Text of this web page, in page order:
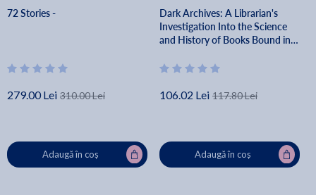
72 Stories -
279.00 Lei 310.00 Lei
Adaugă în coș
Dark Archives: A Librarian's
Investigation Into the Science
and History of Books Bound in
Rosenbloom
106.02 Lei 117.80 Lei
Adaugă în coș